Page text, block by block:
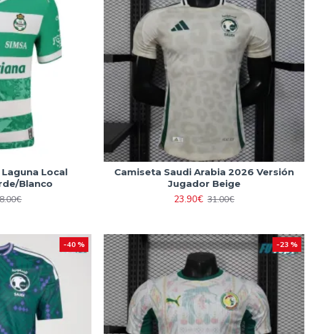
Local
Blanco
Camiseta Saudi Arabia 2026 Versión
Jugador Beige
23.90€ 31.00€
-40 % -23 %